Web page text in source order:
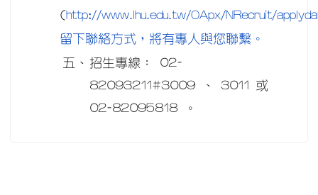
(http://www.lhu.edu.tw/OApx/NRecruit/
留下聯絡方式，將有專人與您聯繫。
五、 招生專線： 02-
82093211#3009 、 3011 或
02-82095818 。